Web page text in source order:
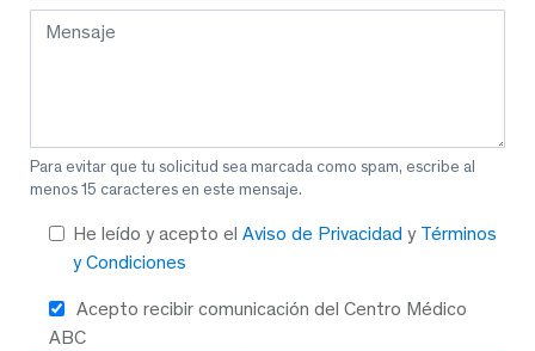
Para evitar que tu solicitud sea marcada como spam, escribe al
menos 15 caracteres en este mensaje.
He leído y acepto el Aviso de Privacidad y Términos
y Condiciones
Acepto recibir comunicación del Centro Médico
ABC